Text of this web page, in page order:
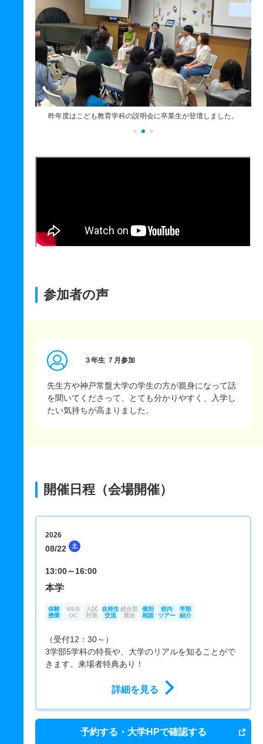
昨年度はこども教育学科の説明会に卒業生が登壇しました。
参加者の声
３年生 ７月参加
先生方や神戸常盤大学の学生の方が親身になって話
を聞いてくださって、とても分かりやすく、入学し
たい気持ちが高まりました。
開催日程（会場開催）
2026
08/22 土
13:00～16:00
本学
体験
授業
WEB
OC
入試
対策
在校生
交流
総合型
選抜
個別
相談
校内
ツアー
学部
紹介
（受付12：30～）
3学部5学科の特長や、大学のリアルを知ることがで
きます。来場者特典あり！
詳細を見る
予約する・大学HPで確認する